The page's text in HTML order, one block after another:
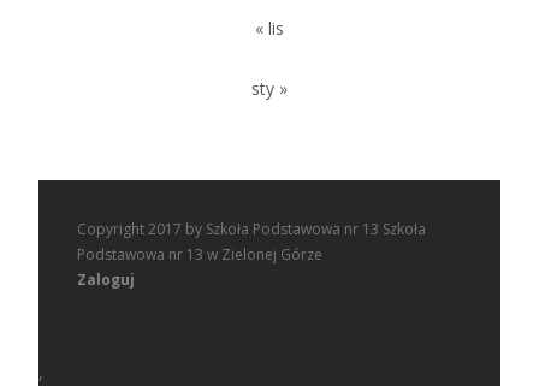
« lis
sty »
Copyright 2017 by Szkoła Podstawowa nr 13 Szkoła
Podstawowa nr 13 w Zielonej Górze
Zaloguj
,